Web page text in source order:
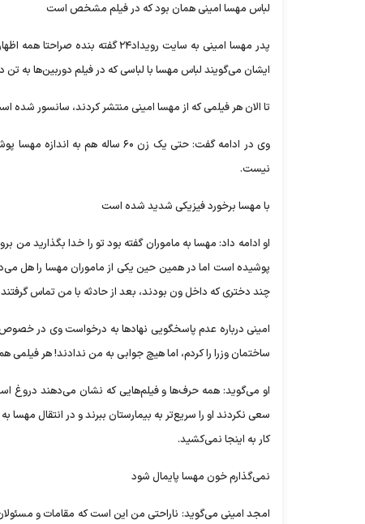
لباس مهسا امینی همان بود که در فیلم مشخص است
پدر مهسا امینی به سایت
ایشان می‌گویند لباس مهسا با لباسی که در فیلم دوربین‌ها به
تا الان هر فیلمی که از مهسا امینی منتشر کردند، سانسور شده
وی در ادامه گفت: حتی یک زن ۶۰
نیست.
با مهسا برخورد فیزیکی شدید شده است
پوشیده است اما در همین حین یکی از ماموران مهسا را هل
چند دختری که داخل ون بودند، بعد از حادثه با من تماس
امینی درباره عدم پاسخگویی نهاد‌ها به درخواست وی در
ساختمان وزرا را کردم، اما هیچ جوابی به من ندادند! هر
او می‌گوید: همه حرف‌ها و فیلم‌هایی که نشان می‌دهند دروغ
سعی نکردند او را سریع‌تر به بیمارستان ببرند و در انتقال مهسا
کار به اینجا نمی‌کشید.
نمی‌گذارم خون مهسا پایمال شود
امجد امینی می‌گوید: ناراحتی من این است که مقامات و